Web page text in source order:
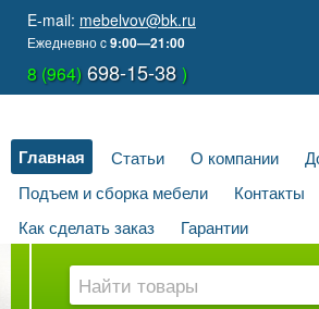
E-mail: mebelvov@bk.ru
Ежедневноc9:00—21:00
8 (964) 698-15-38)
Главная Статьи О компании
Подъем и сборка мебели
Контакты
Как сделать заказ
Гарантии